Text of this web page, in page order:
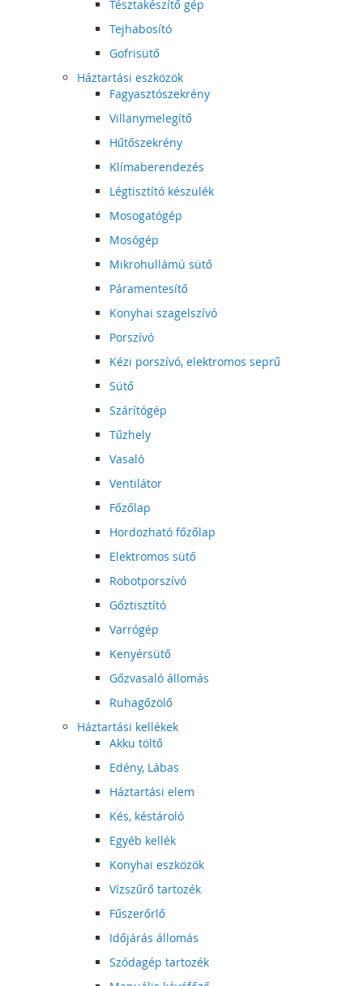
Tésztakészítő gép
Tejhabosító
Gofrisütő
Háztartási eszközök
Fagyasztószekrény
Villanymelegítő
Hűtőszekrény
Klímaberendezés
Légtisztító készülék
Mosogatógép
Mosógép
Mikrohullámú sütő
Páramentesítő
Konyhai szagelszívó
Porszívó
Kézi porszívó, elektromos seprű
Sütő
Szárítógép
Tűzhely
Vasaló
Ventilátor
Főzőlap
Hordozható főzőlap
Elektromos sütő
Robotporszívó
Gőztisztító
Varrógép
Kenyérsütő
Gőzvasaló állomás
Ruhagőzölő
Háztartási kellékek
Akku töltő
Edény, Lábas
Háztartási elem
Kés, késtároló
Egyéb kellék
Konyhai eszközök
Vízszűrő tartozék
Fűszerőrlő
Időjárás állomás
Szódagép tartozék